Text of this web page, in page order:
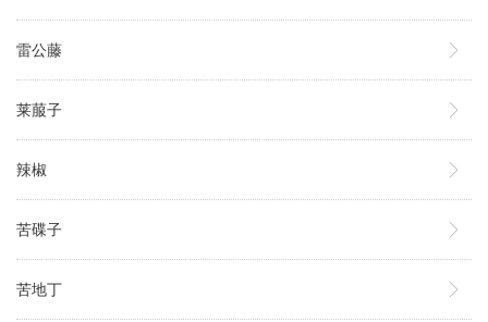
雷公藤
莱菔子
辣椒
苦碟子
苦地丁